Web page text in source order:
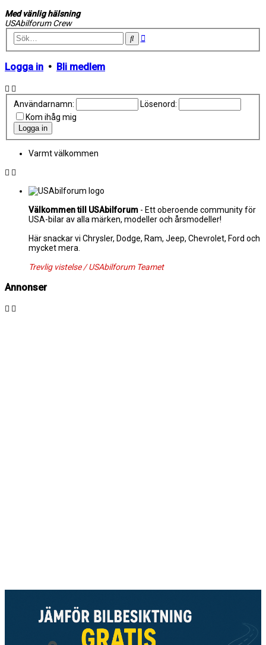
Med vänlig hälsning
USAbilforum Crew
SökAvancerad
Logga in • Bli medlem
Användarnamn:
Lösenord:
Kom ihåg mig
Varmt välkommen
Välkommen till USAbilforum - Ett oberoende community för
USA-bilar av alla märken, modeller och årsmodeller!
Här snackar vi Chrysler, Dodge, Ram, Jeep, Chevrolet, Ford och
mycket mera.
Trevlig vistelse / USAbilforum Teamet
Annonser